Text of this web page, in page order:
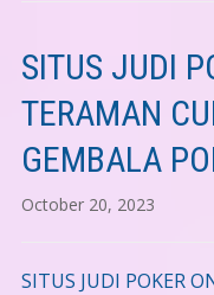
SITUS JUDI
TERAMAN
GEMBALA
October 20, 2023
SITUS JUDI POKER